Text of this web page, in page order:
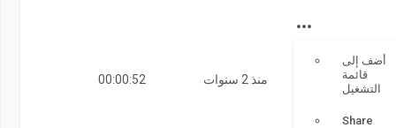
00:00:52 منذ 2 سنوات
أضف إلى
قائمة
التشغيل
Share